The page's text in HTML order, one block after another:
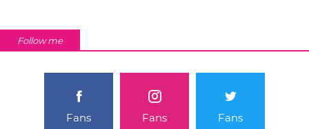
Follow me
Fans Fans Fans